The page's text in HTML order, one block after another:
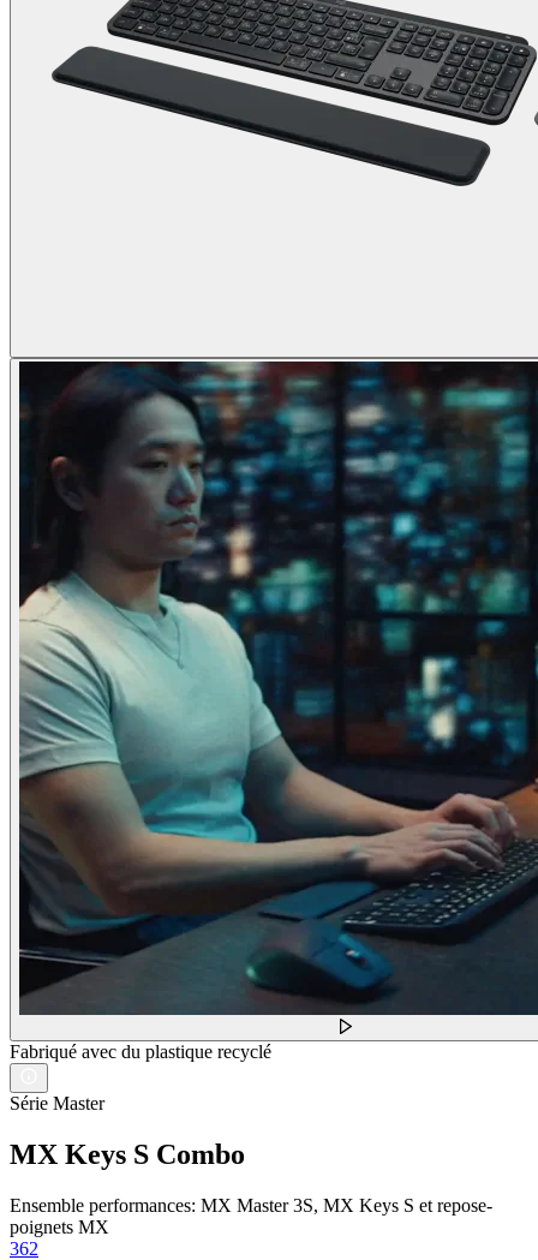
Fabriqué avec du plastique recyclé
Série Master
MX Keys S Combo
Ensemble performances: MX Master 3S, MX Keys S et repose-
poignets MX
362